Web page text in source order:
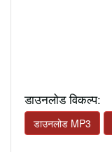
डाउनलोड विकल्प:
डाउनलोड MP3